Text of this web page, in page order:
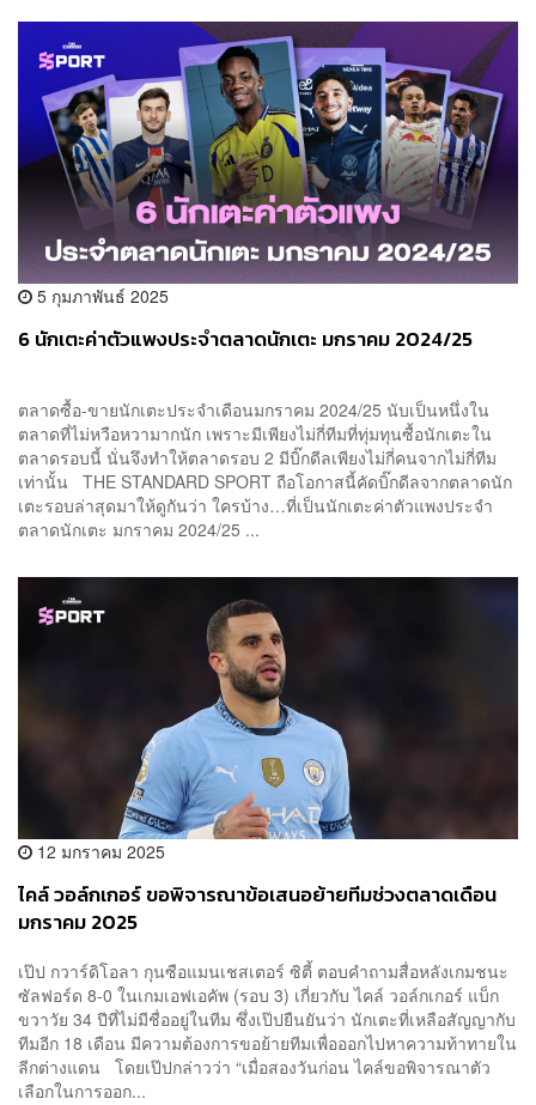
5 กุมภาพันธ์ 2025
6 นักเตะค่าตัวแพงประจำตลาดนักเตะ มกราคม 2024/25
ตลาดซื้อ-ขายนักเตะประจำเดือนมกราคม 2024/25 นับเป็นหนึ่งใน
ตลาดที่ไม่หวือหวามากนัก เพราะมีเพียงไม่กี่ทีมที่ทุ่มทุนซื้อนักเตะใน
ตลาดรอบนี้ นั่นจึงทำให้ตลาดรอบ 2 มีบิ๊กดีลเพียงไม่กี่คนจากไม่กี่ทีม
เท่านั้น THE STANDARD SPORT ถือโอกาสนี้คัดบิ๊กดีลจากตลาดนัก
เตะรอบล่าสุดมาให้ดูกันว่า ใครบ้าง…ที่เป็นนักเตะค่าตัวแพงประจำ
ตลาดนักเตะ มกราคม 2024/25 ...
12 มกราคม 2025
ไคล์ วอล์กเกอร์ ขอพิจารณาข้อเสนอย้ายทีมช่วงตลาดเดือน
มกราคม 2025
เป๊ป กวาร์ดิโอลา กุนซือแมนเชสเตอร์ ซิตี้ ตอบคำถามสื่อหลังเกมชนะ
ซัลฟอร์ด 8-0 ในเกมเอฟเอคัพ (รอบ 3) เกี่ยวกับ ไคล์ วอล์กเกอร์ แบ็ก
ขวาวัย 34 ปีที่ไม่มีชื่ออยู่ในทีม ซึ่งเป๊ปยืนยันว่า นักเตะที่เหลือสัญญากับ
ทีมอีก 18 เดือน มีความต้องการขอย้ายทีมเพื่อออกไปหาความท้าทายใน
ลีกต่างแดน โดยเป๊ปกล่าวว่า “เมื่อสองวันก่อน ไคล์ขอพิจารณาตัว
เลือกในการออก...